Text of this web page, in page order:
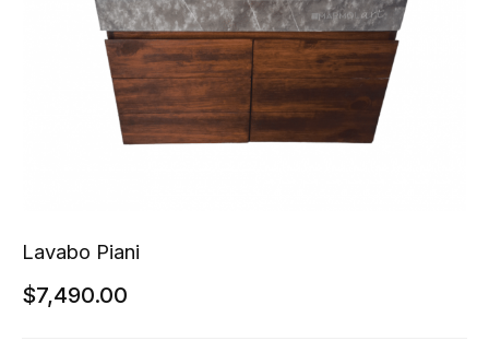
Lavabo Piani
$7,490.00